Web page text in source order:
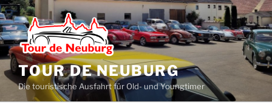
Zum
Inhalt
springen
TOUR DE NEUBURG
Die touristische Ausfahrt für Old- und Youngtimer